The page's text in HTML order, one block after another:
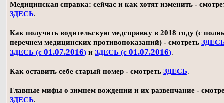
Медицинская справка: сейчас и как хотят изменить -
ЗДЕСЬ.
Как получить водительскую медсправку в 2018 году (с
перечнем медицинских противопоказаний) - смотреть
ЗДЕСЬ (с 01.07.2016) и ЗДЕСЬ (с 01.07.2016).
Как оставить себе старый номер - смотреть ЗДЕСЬ.
Главные мифы о зимнем вождении и их развенчание -
ЗДЕСЬ.